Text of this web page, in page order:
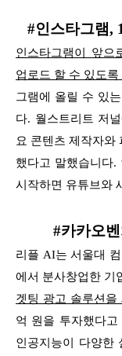
#인스타그램,
인스타그램이 앞으
업로드 할 수 있도
그램에 올릴 수 있
다. 월스트리트 저
요 콘텐츠 제작자와
했다고 말했습니다.
시작하면 유튜브와
#카카오
리플 AI는 서울대
에서 분사창업한 기
겟팅 광고 솔루션을
억 원을 투자했다
인공지능이 다양한